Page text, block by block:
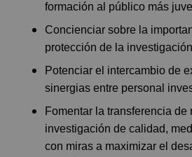
formación al público más
Concienciar sobre la
protección de la
Potenciar el intercambio de
sinergias entre personal
Fomentar la transferencia de
investigación de calidad,
con miras a maximizar el